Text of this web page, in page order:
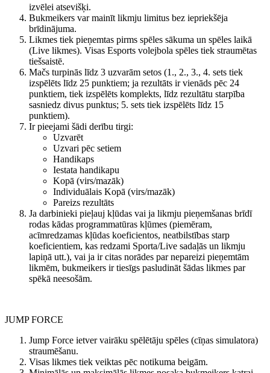
izvēlei atsevišķi.
Bukmeikers var mainīt likmju limitus bez iepriekšēja
brīdinājuma.
Likmes tiek pieņemtas pirms spēles sākuma un spēles laikā
(Live likmes). Visas Esports volejbola spēles tiek straumētas
tiešsaistē.
Mačs turpinās līdz 3 uzvarām setos (1., 2., 3., 4. sets tiek
izspēlēts līdz 25 punktiem; ja rezultāts ir vienāds pēc 24
punktiem, tiek izspēlēts komplekts, līdz rezultātu starpība
sasniedz divus punktus; 5. sets tiek izspēlēts līdz 15
punktiem).
Ir pieejami šādi derību tirgi:
Uzvarēt
Uzvari pēc setiem
Handikaps
Iestata handikapu
Kopā (virs/mazāk)
Individuālais Kopā (virs/mazāk)
Pareizs rezultāts
Ja darbinieki pieļauj kļūdas vai ja likmju pieņemšanas brīdī
rodas kādas programmatūras kļūmes (piemēram,
acīmredzamas kļūdas koeficientos, neatbilstības starp
koeficientiem, kas redzami Sporta/Live sadaļās un likmju
lapiņā utt.), vai ja ir citas norādes par nepareizi pieņemtām
likmēm, bukmeikers ir tiesīgs pasludināt šādas likmes par
spēkā neesošām.
JUMP FORCE
Jump Force ietver vairāku spēlētāju spēles (cīņas simulatora)
straumēšanu.
Visas likmes tiek veiktas pēc notikuma beigām.